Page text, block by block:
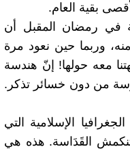
بقية العام.
في رمضان المقبل أن
وربما حين نعود مرة
معه حولها! إنّ هندسة
من دون خسائر تذكر.
الإسلامية التي
القَدَاسة. هذه هي